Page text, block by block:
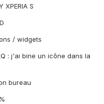
S
/ widgets
: j'ai bine un icône dans la
bureau